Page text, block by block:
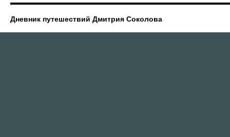
Дневник путешествий Дмитрия Соколова